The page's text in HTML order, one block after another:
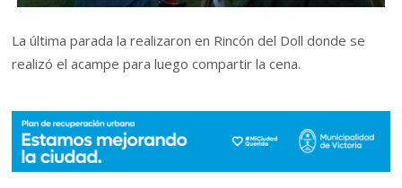
La última parada la realizaron en Rincón del Doll donde se
realizó el acampe para luego compartir la cena.